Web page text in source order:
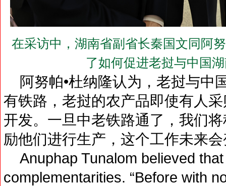
在采访中，湖南省副省长秦国文同阿
了如何促进老挝与中国
阿努帕•杜纳隆认为，老挝与中
有铁路，老挝的农产品即使有人
开发。一旦中老铁路通了，我们
励他们进行生产，这个工作未来
Anuphap Tunalom believed
complementarities. “Before with